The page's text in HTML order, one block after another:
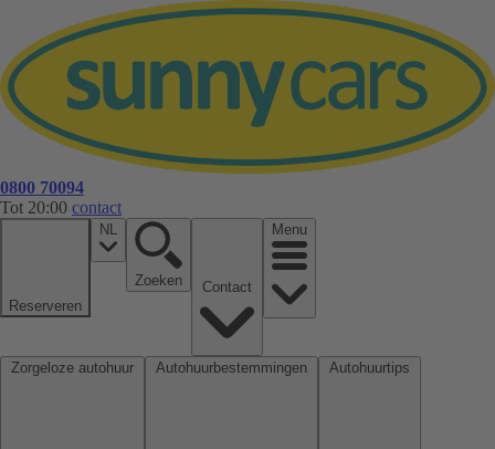
0800 70094
Tot 20:00 contact
Reserveren
NL
Zoeken
Menu